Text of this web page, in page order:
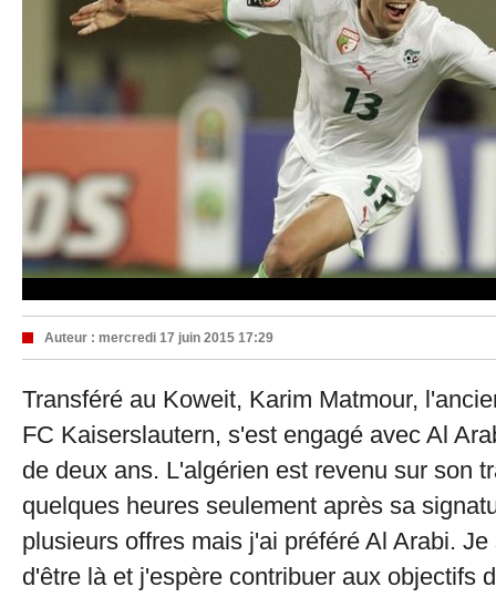
Auteur : mercredi 17 juin 2015 17:29
Transféré au Koweit, Karim Matmour,
FC Kaiserslautern, s'est engagé avec Al
de deux ans. L'algérien est revenu sur son
quelques heures seulement après sa
plusieurs offres mais j'ai préféré Al Arabi.
d'être là et j'espère contribuer aux objectifs